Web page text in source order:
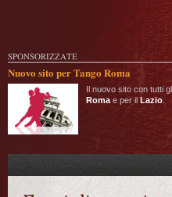
SPONSORIZZATE
Nuovo sito per Tango Roma
Il nuovo sito con tutti
Roma e per il Lazio